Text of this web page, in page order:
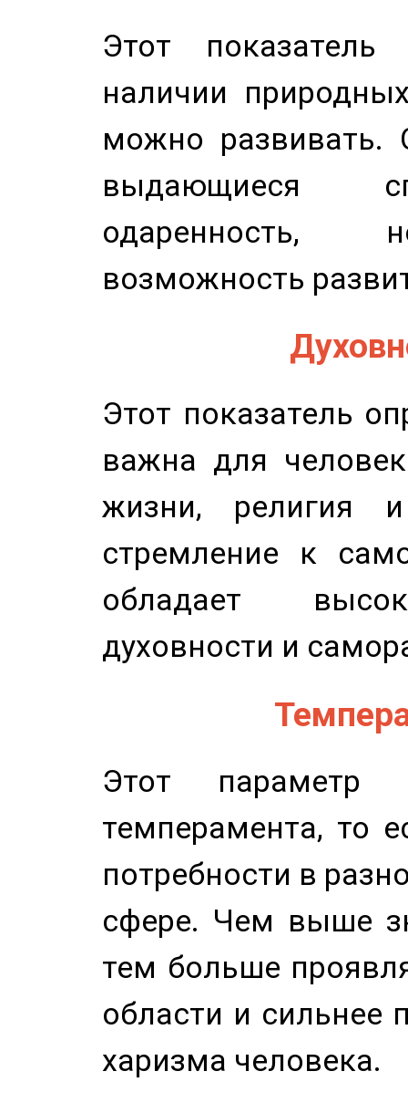
Этот показатель
наличии
можно развивать.
выдающиеся
одаренность,
возможность
Этот показатель
важна для
жизни, религия
стремление к
обладает
духовности и
Этот параметр
темперамента, то
потребности в
сфере. Чем выше
тем больше
области и сильнее
харизма человека.